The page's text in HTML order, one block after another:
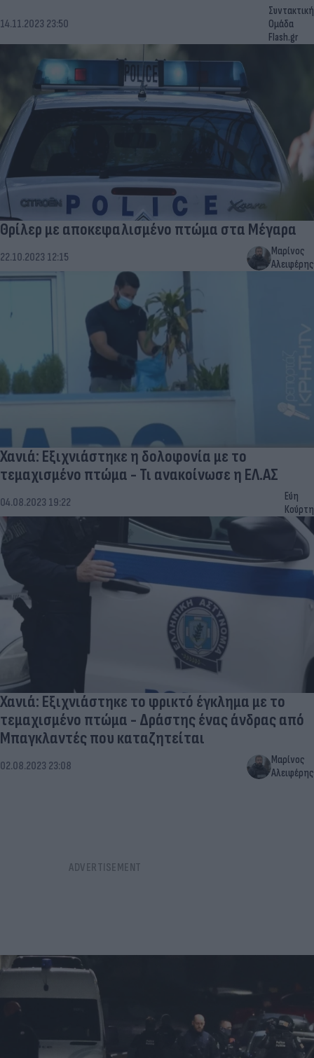
14.11.2023 23:50
Συντακτική
Ομάδα
Flash.gr
Θρίλερ με αποκεφαλισμένο πτώμα στα Μέγαρα
22.10.2023 12:15
Μαρίνος
Αλειφέρης
Χανιά: Εξιχνιάστηκε η δολοφονία με το
τεμαχισμένο πτώμα - Τι ανακοίνωσε η ΕΛ.ΑΣ
04.08.2023 19:22
Εύη
Κούρτη
Χανιά: Εξιχνιάστηκε το φρικτό έγκλημα με το
τεμαχισμένο πτώμα - Δράστης ένας άνδρας από
Μπαγκλαντές που καταζητείται
02.08.2023 23:08
Μαρίνος
Αλειφέρης